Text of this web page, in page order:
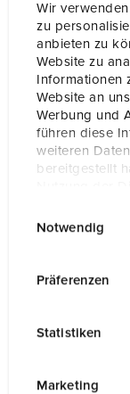
Wir
zu
anbieten zu
Website zu
Informationen
Website an
Werbung und
führen diese
weiteren
bereitgestellt
Notwendig
Präferenzen
Statistiken
Marketing
Kontakt